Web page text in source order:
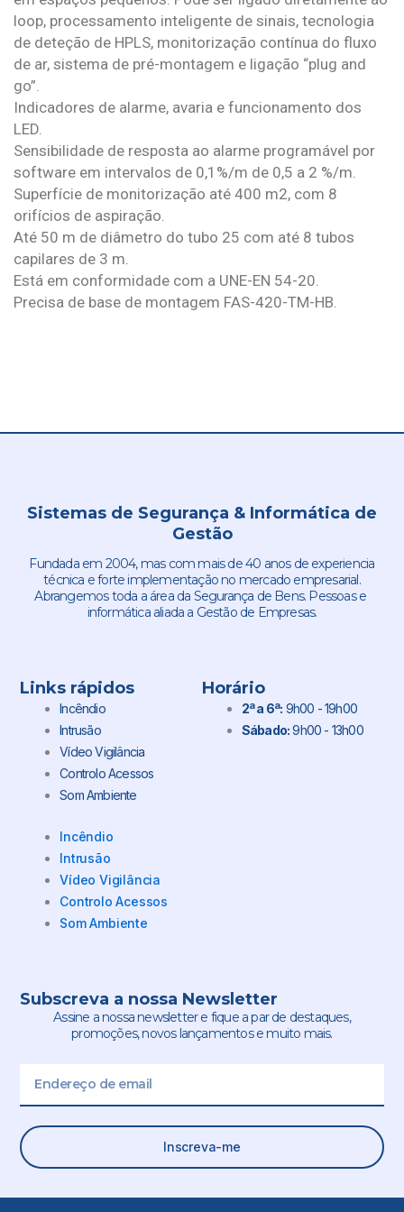
loop, processamento inteligente de sinais, tecnologia
de deteção de HPLS, monitorização contínua do fluxo
de ar, sistema de pré-montagem e ligação “plug and
go”.
Indicadores de alarme, avaria e funcionamento dos
LED.
Sensibilidade de resposta ao alarme programável por
software em intervalos de 0,1%/m de 0,5 a 2 %/m.
Superfície de monitorização até 400 m2, com 8
orifícios de aspiração.
Até 50 m de diâmetro do tubo 25 com até 8 tubos
capilares de 3 m.
Está em conformidade com a UNE-EN 54-20.
Precisa de base de montagem FAS-420-TM-HB.
Sistemas de Segurança & Informática de
Gestão
Fundada em 2004, mas com mais de 40 anos de experiencia
técnica e forte implementação no mercado empresarial.
Abrangemos toda a área da Segurança de Bens. Pessoas e
informática aliada a Gestão de Empresas.
Links rápidos
Incêndio
Intrusão
Vídeo Vigilância
Controlo Acessos
Som Ambiente
Incêndio
Intrusão
Vídeo Vigilância
Controlo Acessos
Som Ambiente
Horário
2ª a 6ª: 9h00 - 19h00
Sábado:9h00 - 13h00
Subscreva a nossa Newsletter
Assine a nossa newsletter e fique a par de destaques,
promoções, novos lançamentos e muito mais.
Inscreva-me